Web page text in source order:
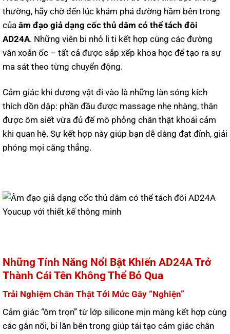
thường, hãy chờ đến lúc khám phá đường hầm bên trong
của âm đạo giả dạng cốc thủ dâm có thể tách đôi
AD24A. Những viên bi nhỏ li ti kết hợp cùng các đường
vân xoắn ốc – tất cả được sắp xếp khoa học để tạo ra sự
ma sát theo từng chuyển động.
Cảm giác khi dương vật đi vào là những làn sóng kích
thích dồn dập: phần đầu được massage nhẹ nhàng, thân
được ôm siết vừa đủ để mô phỏng chân thật khoái cảm
khi quan hệ. Sự kết hợp này giúp bạn dễ dàng đạt đỉnh, giải
phóng mọi căng thẳng.
Những Tính Năng Nổi Bật Khiến AD24A Trở
Thành Cái Tên Không Thể Bỏ Qua
Trải Nghiệm Chân Thật Tới Mức Gây “Nghiện”
Cảm giác “ôm trọn” từ lớp silicone mịn màng kết hợp cùng
các gân nổi, bi lăn bên trong giúp tái tạo cảm giác chân